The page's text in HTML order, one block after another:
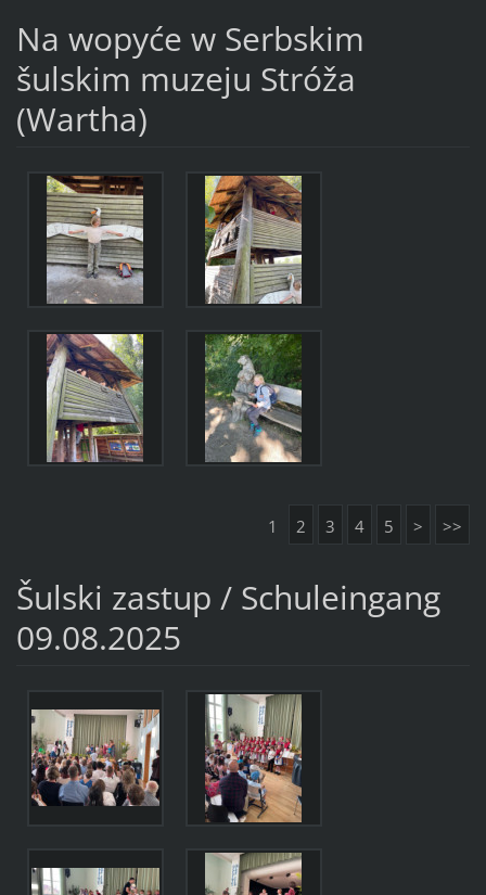
Na wopyće w Serbskim
šulskim muzeju Stróža
(Wartha)
1 2 3 4 5 > >>
Šulski zastup / Schuleingang
09.08.2025